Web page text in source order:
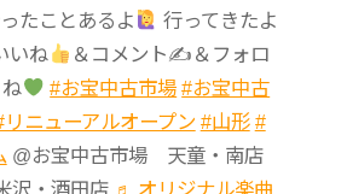
たことあるよ
行ってきたよ
いね
＆コメント✍ ＆フォロ
#お宝中古市場 #お宝中古
リニューアルオープン #山形 #
@お宝中古市場 天童・南店
沢・酒田店 ♬ オリジナル楽曲